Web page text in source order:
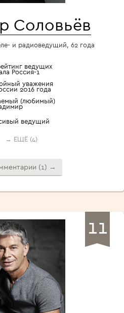
Соловьёв
и радиоведущий, 62 года
ведущих
Россия-1
уважения
2016 года
(любимый)
ведущий
→ ЕЩЁ (4)
(1) →
11